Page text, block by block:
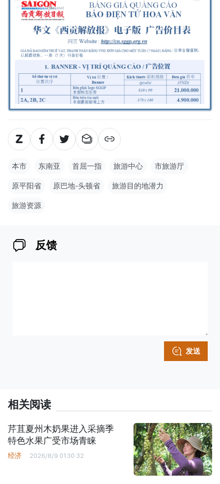
本市 东南亚 首屈一指 旅游中心 市旅游厅
原平阳省 原巴地-头顿省 旅游目的地潜力
旅游资源
反馈
发送
相关阅读
芹苴夏州木奶果进入采摘季
特色水果广受市场青睐
经济 2026/8/9 01:30:32